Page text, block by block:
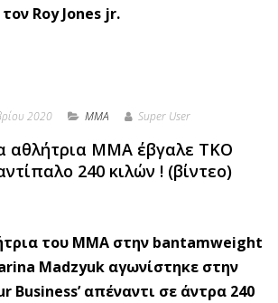
Roy Jones jr.
2020 MMA Super User
αθλήτρια ΜΜΑ έβγαλε ΤΚΟ
240 κιλών ! (βίντεο)
του MMA στην bantamweight
Madzyuk αγωνίστηκε στην
Business’ απέναντι σε άντρα 240